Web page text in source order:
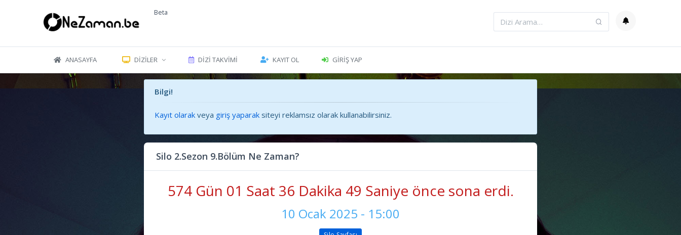
Beta
ANASAYFA DIZILER DIZI TAKVIMI KAYIT OL GIRIŞ YAP
Bilgi!
Kayıt olarak veya giriş yaparak siteyi reklamsız olarak kullanabilirsiniz.
Silo 2.Sezon 9.Bölüm Ne Zaman?
574 Gün 01 Saat 36 Dakika 50 Saniye önce sona erdi.
10 Ocak 2025 - 15:00